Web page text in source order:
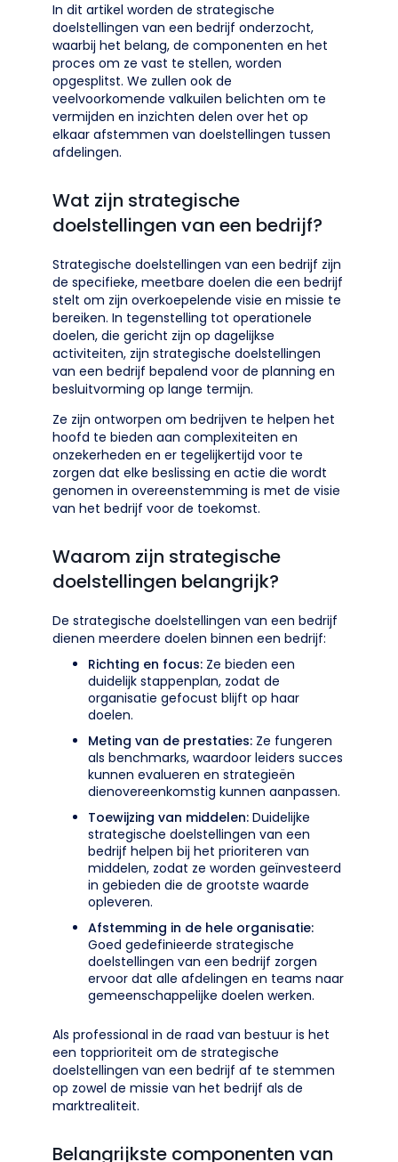
In dit artikel worden de strategische
doelstellingen van een bedrijf onderzocht,
waarbij het belang, de componenten en het
proces om ze vast te stellen, worden
opgesplitst. We zullen ook de
veelvoorkomende valkuilen belichten om te
vermijden en inzichten delen over het op
elkaar afstemmen van doelstellingen tussen
afdelingen.
Wat zijn strategische
doelstellingen van een bedrijf?
Strategische doelstellingen van een bedrijf zijn
de specifieke, meetbare doelen die een bedrijf
stelt om zijn overkoepelende visie en missie te
bereiken. In tegenstelling tot operationele
doelen, die gericht zijn op dagelijkse
activiteiten, zijn strategische doelstellingen
van een bedrijf bepalend voor de planning en
besluitvorming op lange termijn.
Ze zijn ontworpen om bedrijven te helpen het
hoofd te bieden aan complexiteiten en
onzekerheden en er tegelijkertijd voor te
zorgen dat elke beslissing en actie die wordt
genomen in overeenstemming is met de visie
van het bedrijf voor de toekomst.
Waarom zijn strategische
doelstellingen belangrijk?
De strategische doelstellingen van een bedrijf
dienen meerdere doelen binnen een bedrijf:
Richting en focus: Ze bieden een
duidelijk stappenplan, zodat de
organisatie gefocust blijft op haar
doelen.
Meting van de prestaties: Ze fungeren
als benchmarks, waardoor leiders succes
kunnen evalueren en strategieën
dienovereenkomstig kunnen aanpassen.
Toewijzing van middelen: Duidelijke
strategische doelstellingen van een
bedrijf helpen bij het prioriteren van
middelen, zodat ze worden geïnvesteerd
in gebieden die de grootste waarde
opleveren.
Afstemming in de hele organisatie:
Goed gedefinieerde strategische
doelstellingen van een bedrijf zorgen
ervoor dat alle afdelingen en teams naar
gemeenschappelijke doelen werken.
Als professional in de raad van bestuur is het
een topprioriteit om de strategische
doelstellingen van een bedrijf af te stemmen
op zowel de missie van het bedrijf als de
marktrealiteit.
Belangrijkste componenten van